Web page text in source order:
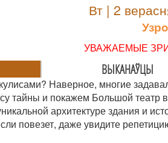
Вт | 2
УВАЖАЕМЫЕ
ВЫКАНАЎЦЫ
Наверное, многие
тайны и покажем Большой театр
архитектуре здания и
повезет, даже увидите